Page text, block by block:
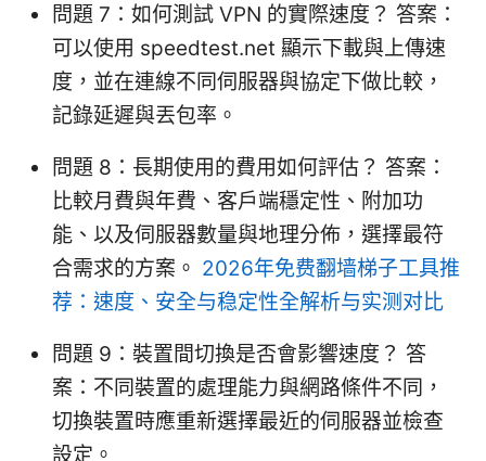
問題 7：如何測試 VPN 的實際速度？ 答案：
可以使用 speedtest.net 顯示下載與上傳速
度，並在連線不同伺服器與協定下做比較，
記錄延遲與丟包率。
問題 8：長期使用的費用如何評估？ 答案：
比較月費與年費、客戶端穩定性、附加功
能、以及伺服器數量與地理分佈，選擇最符
合需求的方案。 2026年免费翻墙梯子工具推
荐：速度、安全与稳定性全解析与实测对比
問題 9：裝置間切換是否會影響速度？ 答
案：不同裝置的處理能力與網路條件不同，
切換裝置時應重新選擇最近的伺服器並檢查
設定。